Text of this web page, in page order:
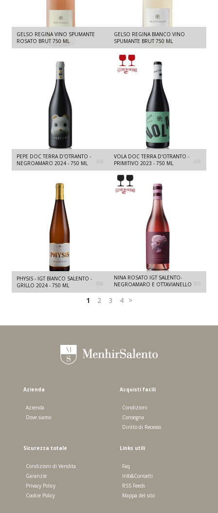
GELSO REGINA VINO SPUMANTE
ROSATO BRUT 750 ML
GELSO REGINA BIANCO VINO
SPUMANTE BRUT 750 ML
PEPE DOC TERRA D'OTRANTO -
NEGROAMARO 2024 - 750 ML
VOLA DOC TERRA D'OTRANTO -
PRIMITIVO 2023 - 750 ML
PHYSIS - IGT BIANCO SALENTO -
GRILLO 2024 - 750 ML
NINA ROSATO IGT SALENTO-
NEGROAMARO E OTTAVIANELLO
1 2 3 4
Azienda
Azienda
Dove siamo
Acquisti facili
Condizioni
Consegna
Diritto di Recesso
Sicurezza totale
Condizioni di Vendita
Garanzie
Privacy Policy
Cookie Policy
Links utili
Faq
Info&Contatti
RSS Feeds
Mappa del sito